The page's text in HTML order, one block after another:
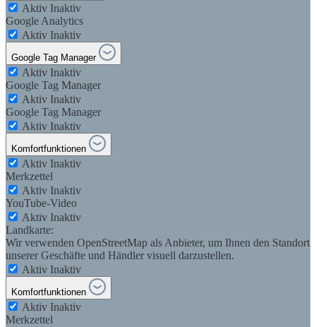
Aktiv Inaktiv
Google Analytics
Aktiv Inaktiv
Google Tag Manager
Aktiv Inaktiv
Google Tag Manager
Aktiv Inaktiv
Google Tag Manager
Aktiv Inaktiv
Komfortfunktionen
Aktiv Inaktiv
Merkzettel
Aktiv Inaktiv
YouTube-Video
Aktiv Inaktiv
Landkarte:
Wir verwenden OpenStreetMap als Anbieter, um Ihnen den Standort
unserer Geschäfte und Händler visuell darzustellen.
Aktiv Inaktiv
Komfortfunktionen
Aktiv Inaktiv
Merkzettel